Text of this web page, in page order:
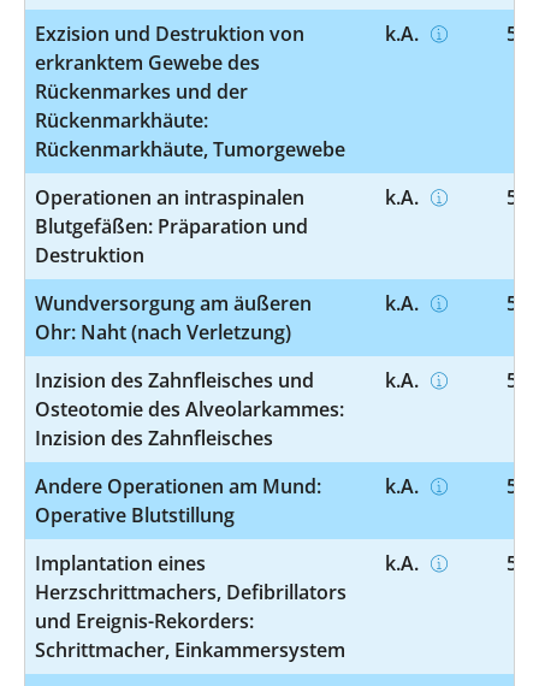
Exzision und Destruktion von
erkranktem Gewebe des
Rückenmarkes und der
Rückenmarkhäute:
Rückenmarkhäute, Tumorgewebe
k.A. 5-
Operationen an intraspinalen
Blutgefäßen: Präparation und
Destruktion
k.A. 5-
Wundversorgung am äußeren
Ohr: Naht (nach Verletzung)
k.A. 5-
Inzision des Zahnfleisches und
Osteotomie des Alveolarkammes:
Inzision des Zahnfleisches
k.A. 5-
Andere Operationen am Mund:
Operative Blutstillung
k.A. 5-
Implantation eines
Herzschrittmachers, Defibrillators
und Ereignis-Rekorders:
Schrittmacher, Einkammersystem
k.A. 5-